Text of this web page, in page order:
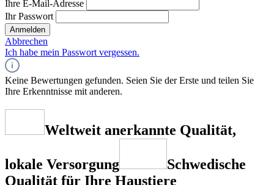
Ihre E-Mail-Adresse
Ihr Passwort
Anmelden
Abbrechen
Ich habe mein Passwort vergessen.
Keine Bewertungen gefunden. Seien Sie der Erste und teilen Sie
Ihre Erkenntnisse mit anderen.
Weltweit anerkannte Qualität,
lokale Versorgung
Schwedische
Qualität für Ihre Haustiere